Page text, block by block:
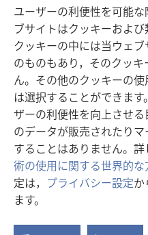
ユーザーの利便性を可能
ブサイトはクッキーおよび
クッキーの中には当ウェ
のものもあり，そのクッ
ん。その他のクッキーの
は選択することができま
ザーの利便性を向上させ
のデータが販売されたり
することはありません。詳
術の使用に関する世界的な
定は， プライバシー設定か
ます。
戻る
この出版物のコピーライト
Copyright©2026Watch Tower
Pennsylvania.
利用規約|プライバシーに関す